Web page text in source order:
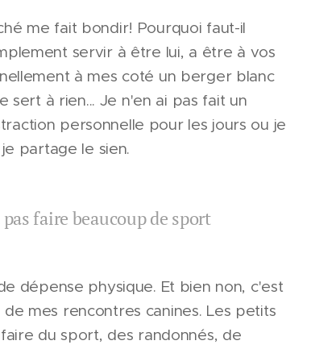
me fait bondir! Pourquoi faut-il
servir à être lui, a être à vos
à mes coté un berger blanc
sert à rien... Je n'en ai pas fait un
personnelle pour les jours ou je
partage le sien.
faire beaucoup de sport
dépense physique. Et bien non, c'est
mes rencontres canines. Les petits
du sport, des randonnés, de